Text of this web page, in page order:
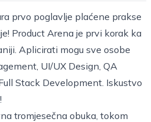
prvo poglavlje plaćene prakse
Product Arena je prvi korak ka
Aplicirati mogu sve osobe
UI/UX Design, QA
Stack Development. Iskustvo
tromjesečna obuka, tokom